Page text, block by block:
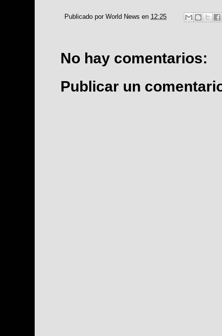
Publicado por World News en 12:25
No hay comentarios:
Publicar un